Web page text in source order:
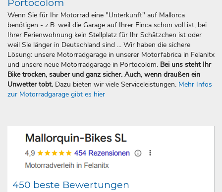
Wenn Sie für Ihr Motorrad eine "Unterkunft" auf Mallorca
benötigen - z.B. weil die Garage auf Ihrer Finca schon voll ist, bei
Ihrer Ferienwohnung kein Stellplatz für Ihr Schätzchen ist oder
weil Sie länger in Deutschland sind ... Wir haben die sichere
Lösung: unsere Motorradgarage in unserer Motorfabrica in Felanitx
und unsere neue Motorradgarage in Portocolom. Bei uns steht Ihr
Bike trocken, sauber und ganz sicher. Auch, wenn draußen ein
Unwetter tobt. Dazu bieten wir viele Serviceleistungen. Mehr Infos
zur Motorradgarage gibt es hier
450 beste Bewertungen